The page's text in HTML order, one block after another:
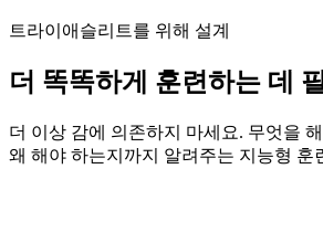
트라이애슬리트를 위해 설계
더 똑똑하게 훈련하는 데
더 이상 감에 의존하지 마세요. 무엇을
왜 해야 하는지까지 알려주는 지능형 훈